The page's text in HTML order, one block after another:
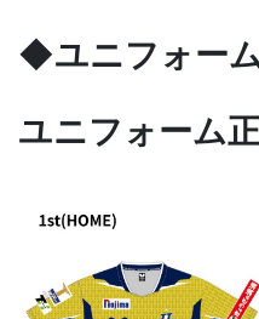
◆ユニフォー
ユニフォーム